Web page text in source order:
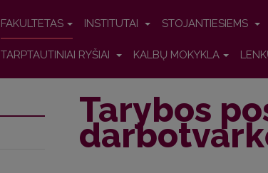
FAKULTETAS INSTITUTAI STOJANTIESIEMS
TARPTAUTINIAI RYŠIAI KALBŲ MOKYKLA
Tarybos